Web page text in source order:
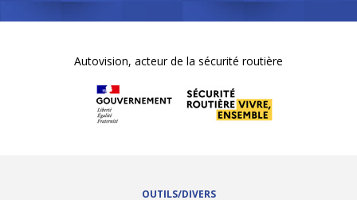
Autovision, acteur de la sécurité routière
OUTILS/DIVERS